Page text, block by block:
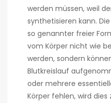
werden müssen, weil
synthetisieren kann.
so genannter freier
vom Körper nicht wie
werden, sondern
Blutkreislauf
oder mehrere
Körper fehlen, wird